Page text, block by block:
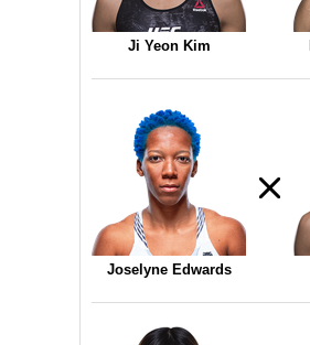
Ji Yeon Kim
Joselyne Edwards